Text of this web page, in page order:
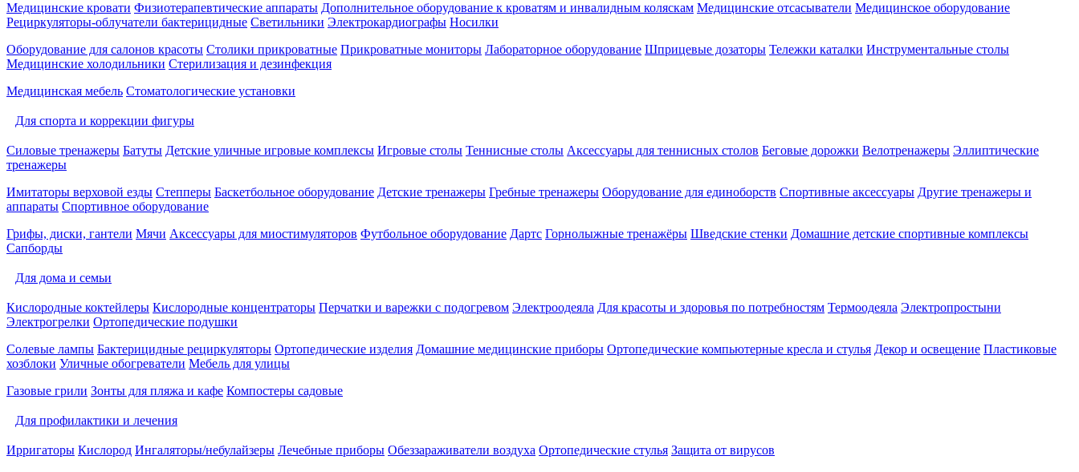
Медицинские кровати Физиотерапевтические аппараты Дополнительное оборудование к кроватям и инвалидным коляскам Медицинские отсасыватели Медицинское оборудование
Рециркуляторы-облучатели бактерицидные Светильники Электрокардиографы Носилки
Оборудование для салонов красоты Столики прикроватные Прикроватные мониторы Лабораторное оборудование Шприцевые дозаторы Тележки каталки Инструментальные столы
Медицинские холодильники Стерилизация и дезинфекция
Медицинская мебель Стоматологические установки
Для спорта и коррекции фигуры
Силовые тренажеры Батуты Детские уличные игровые комплексы Игровые столы Теннисные столы Аксессуары для теннисных столов Беговые дорожки Велотренажеры Эллиптические
тренажеры
Имитаторы верховой езды Степперы Баскетбольное оборудование Детские тренажеры Гребные тренажеры Оборудование для единоборств Спортивные аксессуары Другие тренажеры и
аппараты Спортивное оборудование
Грифы, диски, гантели Мячи Аксессуары для миостимуляторов Футбольное оборудование Дартс Горнолыжные тренажёры Шведские стенки Домашние детские спортивные комплексы
Сапборды
Для дома и семьи
Кислородные коктейлеры Кислородные концентраторы Перчатки и варежки с подогревом Электроодеяла Для красоты и здоровья по потребностям Термоодеяла Электропростыни
Электрогрелки Ортопедические подушки
Солевые лампы Бактерицидные рециркуляторы Ортопедические изделия Домашние медицинские приборы Ортопедические компьютерные кресла и стулья Декор и освещение Пластиковые
хозблоки Уличные обогреватели Мебель для улицы
Газовые грили Зонты для пляжа и кафе Компостеры садовые
Для профилактики и лечения
Ирригаторы Кислород Ингаляторы/небулайзеры Лечебные приборы Обеззараживатели воздуха Ортопедические стулья Защита от вирусов